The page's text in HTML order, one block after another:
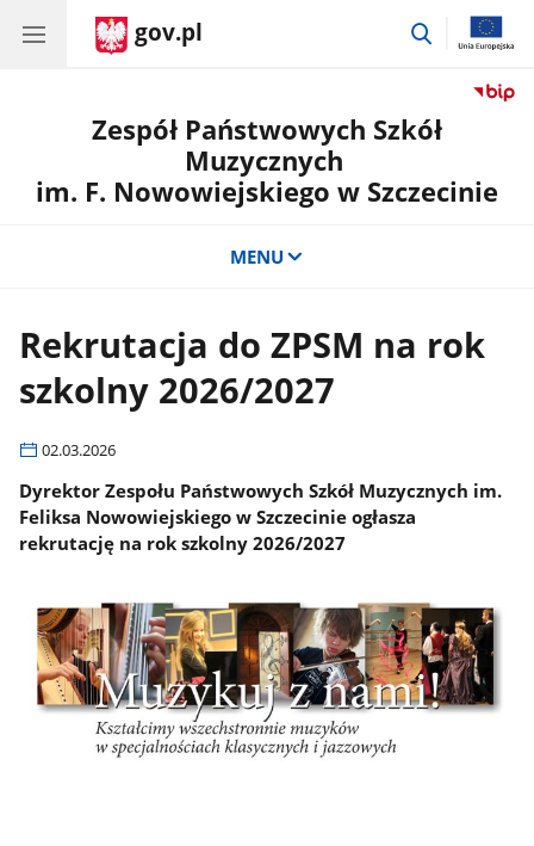
gov.pl
przejdź
Zespół Państwowych Szkół
Muzycznych
im. F. Nowowiejskiego w Szczecinie
MENU
Rekrutacja do ZPSM na rok
szkolny 2026/2027
02.03.2026
Dyrektor Zespołu Państwowych Szkół Muzycznych im.
Feliksa Nowowiejskiego w Szczecinie ogłasza
rekrutację na rok szkolny 2026/2027